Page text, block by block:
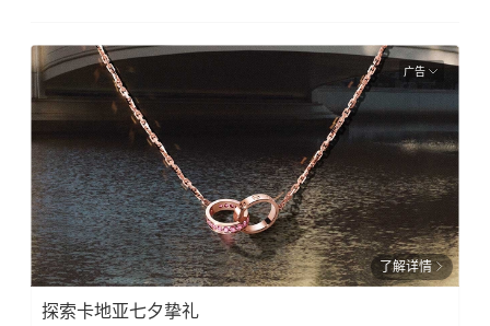
广告
了解详情
探索卡地亚七夕挚礼